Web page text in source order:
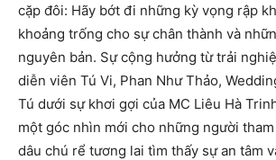
cặp đôi: Hãy bớt đi những kỳ vọng rập
khoảng trống cho sự chân thành và
nguyên bản. Sự cộng hưởng từ trải
diễn viên Tú Vi, Phan Như Thảo,
Tú dưới sự khơi gợi của MC Liêu Hà
một góc nhìn mới cho những người
dâu chú rể tương lai tìm thấy sự an tâm